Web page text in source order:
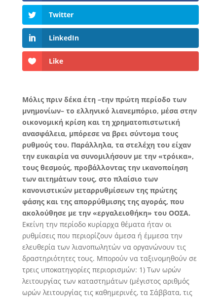
Twitter
LinkedIn
Like
Μόλις πριν δέκα έτη –την πρώτη περίοδο των
μνημονίων– το ελληνικό λιανεμπόριο, μέσα στην
οικονομική κρίση και τη χρηματοπιστωτική
ανασφάλεια, μπόρεσε να βρει σύντομα τους
ρυθμούς του. Παράλληλα, τα στελέχη του είχαν
την ευκαιρία να συνομιλήσουν με την «τρόικα»,
τους θεσμούς, προβάλλοντας την ικανοποίηση
των αιτημάτων τους, στο πλαίσιο των
κανονιστικών μεταρρυθμίσεων της πρώτης
φάσης και της απορρύθμισης της αγοράς, που
ακολούθησε με την «εργαλειοθήκη» του ΟΟΣΑ.
Eκείνη την περίοδο κυρίαρχα θέματα ήταν οι
ρυθμίσεις που περιορίζουν άμεσα ή έμμεσα την
ελευθερία των λιανοπωλητών να οργανώνουν τις
δραστηριότητες τους. Μπορούν να ταξινομηθούν σε
τρεις υποκατηγορίες περιορισμών: 1) Των ωρών
λειτουργίας των καταστημάτων (μέγιστος αριθμός
ωρών λειτουργίας τις καθημερινές, τα Σάββατα, τις